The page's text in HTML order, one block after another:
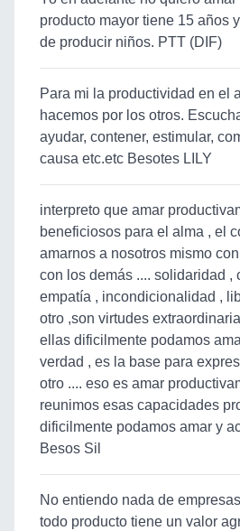
producto mayor tiene 15 años
de producir niños. PTT (DIF)
Para mi la productividad en el
hacemos por los otros.
ayudar, contener, estimular,
causa etc.etc Besotes LILY
interpreto que amar
beneficiosos para el alma , el
amarnos a nosotros mismo
con los demás .... solidaridad ,
empatía , incondicionalidad ,
otro ,son virtudes
ellas dificilmente podamos
verdad , es la base para
otro .... eso es amar
reunimos esas capacidades
dificilmente podamos amar y
Besos Sil
No entiendo nada de
todo producto tiene un valor